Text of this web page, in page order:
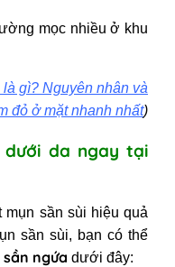
mọc nhiều ở khu
là gì? Nguyên nhân và
đỏ ở mặt nhanh nhất)
dưới da ngay tại
mụn sần sùi hiệu quả
sần sùi, bạn có thể
ngứa dưới đây: